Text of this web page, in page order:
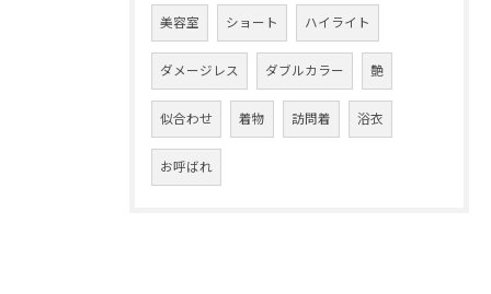
美容室 ショート ハイライト
ダメージレス ダブルカラー 艶
似合わせ 着物 訪問着 浴衣
お呼ばれ